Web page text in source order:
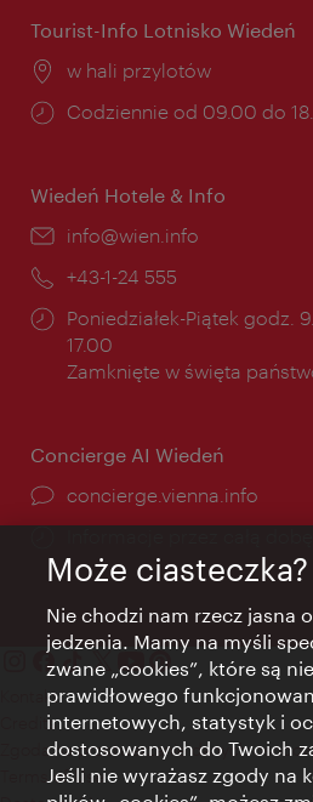
Tourist-Info Lotnisko Wiedeń
Miejsce:
w hali przylotów
Godziny
Codziennie od 09.00 do
Wiedeń Hotele & Info
E-
info@wien.info
Telefon:
+43-1-24 555
Godziny
otwarcia:
Poniedziałek-Piątek godz.
17.00
Zamknięte w święta
Concierge AI Wiedeń
concierge.vienna.info
Kontakt
Credits
Zgoda na przetwarzanie danych
Terms of Use
Może ciasteczka?
Nie chodzi nam rzecz jasna
jedzenia. Mamy na myśli
zwane „cookies”, które są
prawidłowego
internetowych, statystyk i
dostosowanych do Twoich
Jeśli nie wyrażasz zgody na